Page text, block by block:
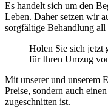
Es handelt sich um den
Leben. Daher setzen wir
sorgfältige Behandlung all
Holen Sie sich jetzt
für Ihren Umzug
Mit unsererund unserem
Preise, sondern auch
zugeschnitten ist.